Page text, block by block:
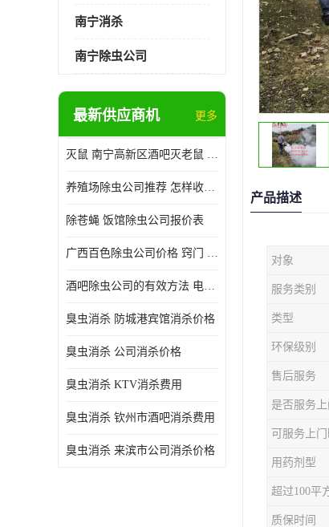
南宁消杀
南宁除虫公司
最新供应商机 更多
灭鼠 南宁高新区酒吧灭老鼠 诚信经营
养殖场除虫公司推荐 怎样收费 除苍蝇
除苍蝇 饭馆除虫公司报价表
广西百色除虫公司价格 窍门 除蟑螂
酒吧除虫公司的有效方法 电话 除螨虫
臭虫消杀 防城港宾馆消杀价格
臭虫消杀 公司消杀价格
臭虫消杀 KTV消杀费用
臭虫消杀 钦州市酒吧消杀费用
臭虫消杀 来滨市公司消杀价格
产品描述
对象
服务类别
类型
环保级别
售后服务
是否服务上
可服务上门
用药剂型
超过100平
质保时间